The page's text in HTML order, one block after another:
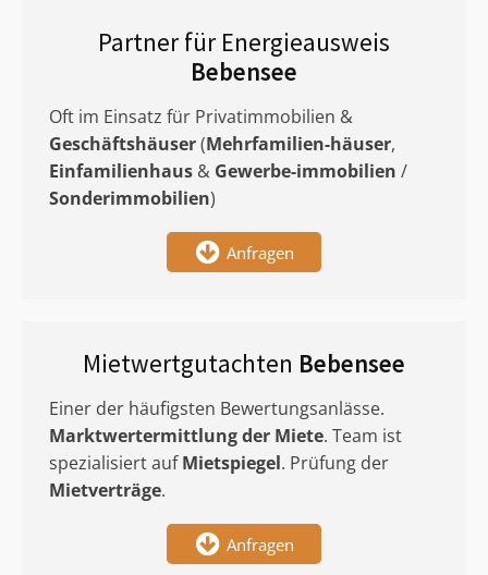
Partner für Energieausweis
Bebensee
Oft im Einsatz für Privatimmobilien &
Geschäftshäuser(Mehrfamilien-häuser,
Einfamilienhaus & Gewerbe-immobilien /
Sonderimmobilien)
Anfragen
Mietwertgutachten Bebensee
Einer der häufigsten Bewertungsanlässe.
Marktwertermittlungder Miete. Team ist
spezialisiert aufMietspiegel. Prüfung der
Mietverträge.
Anfragen